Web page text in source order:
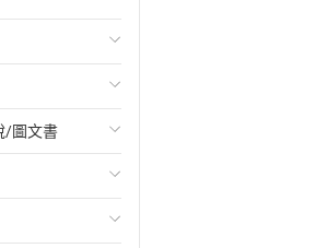
史
情緒
/圖文書